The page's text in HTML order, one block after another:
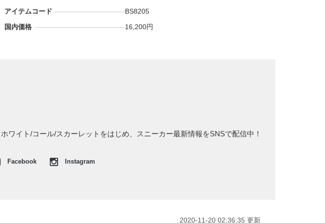
アイテムコード
BS8205
国内価格
16,200円
ワイト/コール/スカーレットをはじめ、スニーカー最新情報をSNSで配信中！
Facebook Instagram
2020-11-20 02:36:35 更新